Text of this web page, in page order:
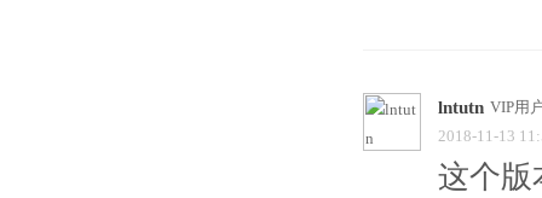
lntutn VIP用
2018-11-13
这个版